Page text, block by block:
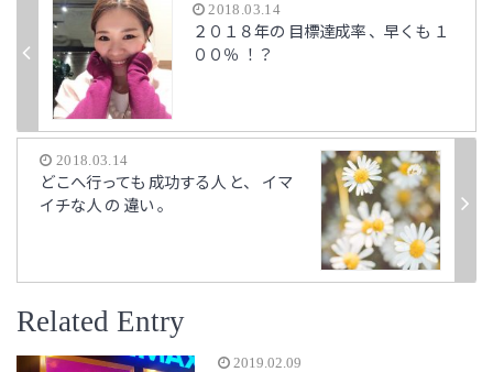
2018.03.14
２０１８年の 目標達成率 、早くも １
００％ ！？
2018.03.14
どこへ行っても 成功する人 と、 イマ
イチな人 の 違い 。
Related Entry
2019.02.09